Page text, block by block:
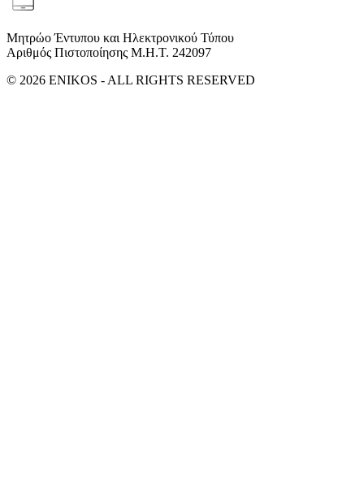
Μητρώο Έντυπου και Ηλεκτρονικού Τύπου
Αριθμός Πιστοποίησης Μ.Η.Τ. 242097
© 2026 ENIKOS - ALL RIGHTS RESERVED